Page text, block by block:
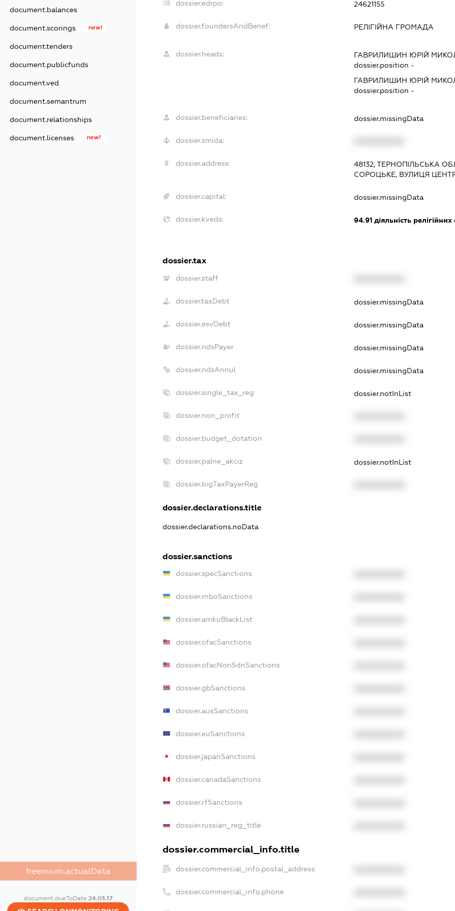
document.balances
document.scorings new!
document.tenders
document.publicfunds
document.ved
document.semantrum
document.relationships
document.licenses new!
freemium.actualData
document.dueToDate 24.03.17
dossier.edrpo: 24621155
dossier.foundersAndBenef: РЕЛІГІЙНА ГРОМАДА
dossier.heads:
ГАВРИЛИШИН ЮРІЙ
dossier.position -
ГАВРИЛИШИН ЮРІЙ
dossier.position -
dossier.beneficiaries: dossier.missingData
dossier.smida:
dossier.address:
48132, ТЕРНОПІЛЬСЬКА
СОРОЦЬКЕ, ВУЛИЦЯ
dossier.capital: dossier.missingData
dossier.kveds: 94.91 діяльність релігійних
dossier.tax
dossier.staff
dossier.taxDebt dossier.missingData
dossier.esvDebt dossier.missingData
dossier.ndsPayer dossier.missingData
dossier.ndsAnnul dossier.missingData
dossier.single_tax_reg dossier.notInList
dossier.non_profit
dossier.budget_dotation
dossier.palne_akciz dossier.notInList
dossier.bigTaxPayerReg
dossier.declarations.title
dossier.declarations.noData
dossier.sanctions
dossier.specSanctions
dossier.rnboSanctions
dossier.amkuBlackList
dossier.ofacSanctions
dossier.ofacNonSdnSanctions
dossier.gbSanctions
dossier.ausSanctions
dossier.euSanctions
dossier.japanSanctions
dossier.canadaSanctions
dossier.rfSanctions
dossier.russian_reg_title
dossier.commercial_info.title
dossier.commercial_info.postal_address
dossier.commercial_info.phone